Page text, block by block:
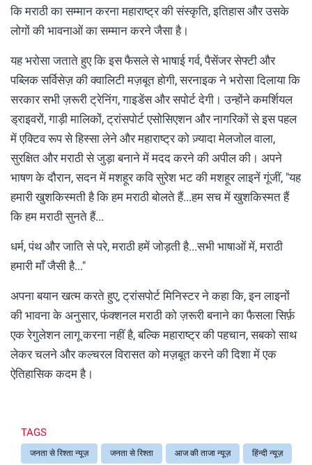
कि मराठी का सम्मान करना महाराष्ट्र की संस्कृति, इतिहास और उसके
लोगों की भावनाओं का सम्मान करने जैसा है।
यह भरोसा जताते हुए कि इस फैसले से भाषाई गर्व, पैसेंजर सेफ्टी और
पब्लिक सर्विसेज़ की क्वालिटी मज़बूत होगी, सरनाइक ने भरोसा दिलाया कि
सरकार सभी ज़रूरी ट्रेनिंग, गाइडेंस और सपोर्ट देगी। उन्होंने कमर्शियल
ड्राइवरों, गाड़ी मालिकों, ट्रांसपोर्ट एसोसिएशन और नागरिकों से इस पहल
में एक्टिव रूप से हिस्सा लेने और महाराष्ट्र को ज़्यादा मेलजोल वाला,
सुरक्षित और मराठी से जुड़ा बनाने में मदद करने की अपील की। अपने
भाषण के दौरान, सदन में मशहूर कवि सुरेश भट की मशहूर लाइनें गूंजीं, "यह
हमारी खुशकिस्मती है कि हम मराठी बोलते हैं...हम सच में खुशकिस्मत हैं
कि हम मराठी सुनते हैं...
धर्म, पंथ और जाति से परे, मराठी हमें जोड़ती है...सभी भाषाओं में, मराठी
हमारी माँ जैसी है..."
अपना बयान खत्म करते हुए, ट्रांसपोर्ट मिनिस्टर ने कहा कि, इन लाइनों
की भावना के अनुसार, फंक्शनल मराठी को ज़रूरी बनाने का फैसला सिर्फ़
एक रेगुलेशन लागू करना नहीं है, बल्कि महाराष्ट्र की पहचान, सबको साथ
लेकर चलने और कल्चरल विरासत को मज़बूत करने की दिशा में एक
ऐतिहासिक कदम है।
TAGS
जनता से रिश्ता न्यूज़ जनता से रिश्ता आज की ताजा न्यूज़ हिंन्दी न्यूज़